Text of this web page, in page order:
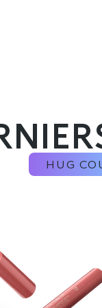
HUG